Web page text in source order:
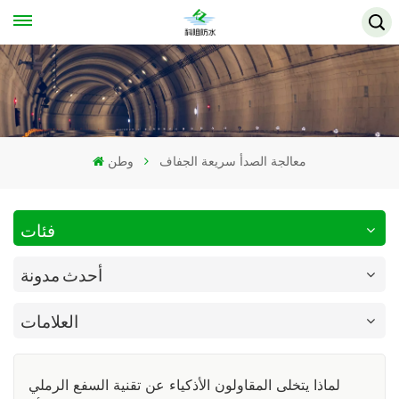
وطن معالجة الصدأ سريعة الجفاف
فئات
أحدث مدونة
العلامات
لماذا يتخلى المقاولون الأذكياء عن تقنية السفع الرملي